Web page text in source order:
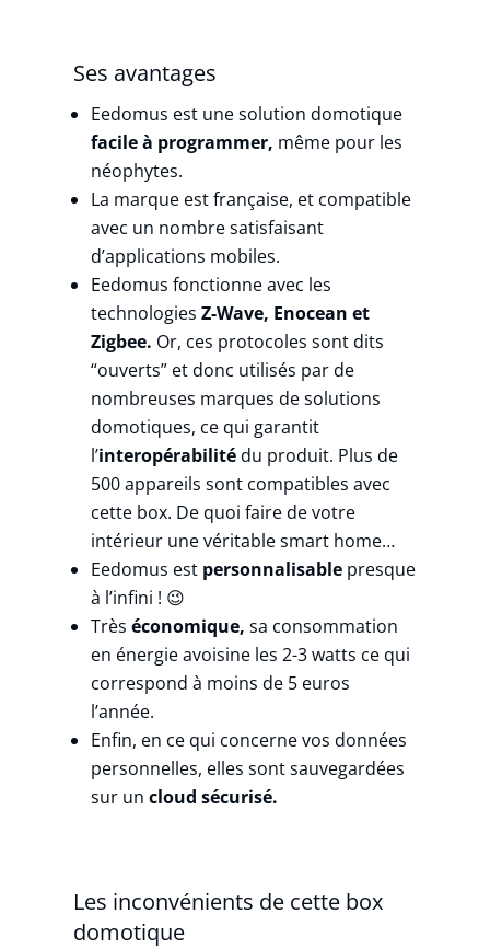
Ses avantages
Eedomus est une solution domotique
facile à programmer, même pour les
néophytes.
La marque est française, et compatible
avec un nombre satisfaisant
d’applications mobiles.
Eedomus fonctionne avec les
technologiesZ-Wave, Enocean et
Zigbee. Or, ces protocoles sont dits
“ouverts” et donc utilisés par de
nombreuses marques de solutions
domotiques, ce qui garantit
l’interopérabilitédu produit. Plus de
500 appareils sont compatibles avec
cette box. De quoi faire de votre
intérieur une véritable smart home…
Eedomus est personnalisable presque
à l’infini ! 😉
Trèséconomique,sa consommation
en énergie avoisine les 2-3 watts ce qui
correspond à moins de 5 euros
l’année.
Enfin, en ce qui concerne vos données
personnelles, elles sont sauvegardées
sur uncloud sécurisé.
Les inconvénients de cette box
domotique